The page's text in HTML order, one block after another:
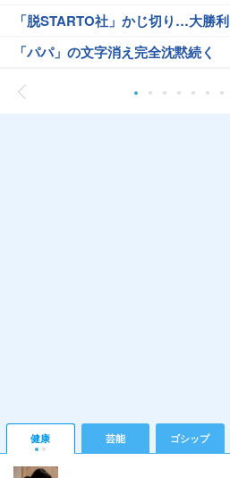
「脱STARTO社」かじ切り…大勝利
「パパ」の文字消え完全沈黙続く
健康 芸能 ゴシップ